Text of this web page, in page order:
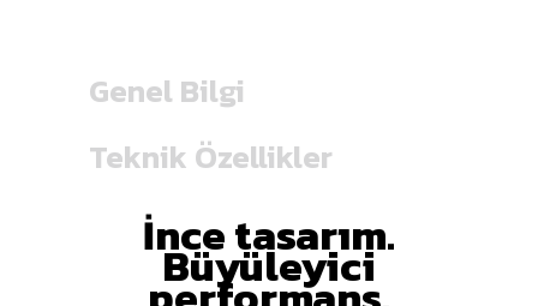
Genel Bilgi
Teknik Özellikler
İnce tasarım.
Büyüleyici